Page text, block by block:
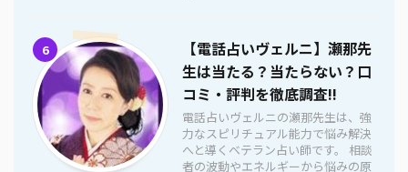
6
【電話占いヴェルニ】瀬那先
生は当たる？当たらない？口
コミ・評判を徹底調査!!
電話占いヴェルニの瀬那先生は、強
力なスピリチュアル能力で悩み解決
へと導くベテラン占い師です。 相談
者の波動やエネルギーから悩みの原